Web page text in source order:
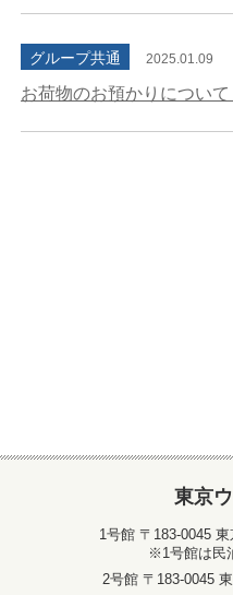
東京
1号館 〒183-0045
※1号館は民
2号館 〒183-0045